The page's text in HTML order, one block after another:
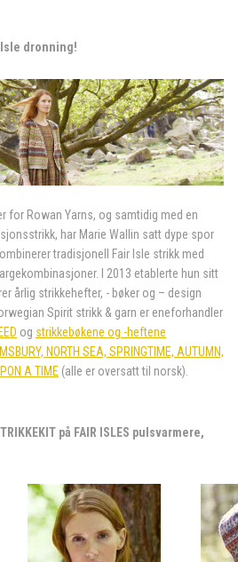
dronning!
for Rowan Yarns, og samtidig med en
har Marie Wallin satt dype spor
tradisjonell Fair Isle strikk med
I 2013 etablerte hun sitt
årlig strikkehefter, - bøker og – design
Spirit strikk & garn er eneforhandler
og strikkebøkene og -heftene
NORTH SEA, SPRINGTIME, AUTUMN,
A TIME (alle er oversatt til norsk).
på FAIR ISLES pulsvarmere,